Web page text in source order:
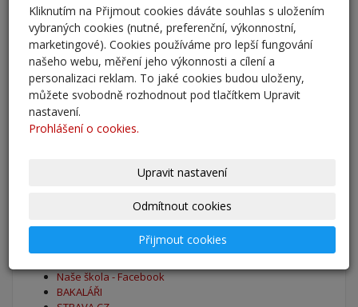
Adaptační kurzy
27. 8. 2025
Zahájení školního roku 2025/2026
27. 8. 2025
Výsledky - přestup do 6. očníku
Naše škola - Facebook
BAKALÁŘI
Kliknutím na Přijmout cookies dáváte souhlas s uložením
vybraných cookies (nutné, preferenční, výkonnostní,
marketingové). Cookies používáme pro lepší fungování
našeho webu, měření jeho výkonnosti a cílení a
personalizaci reklam. To jaké cookies budou uloženy,
můžete svobodně rozhodnout pod tlačítkem Upravit
nastavení.
Prohlášení o cookies.
Upravit nastavení
Odmítnout cookies
Přijmout cookies